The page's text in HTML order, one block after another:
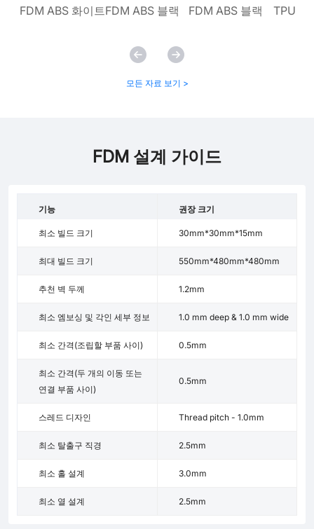
FDM ABS 화이트FDM ABS 블랙 FDM ABS 블랙 TPU 플
모든 자료 보기 >
FDM 설계 가이드
기능 권장 크기
최소 빌드 크기 30mm*30mm*15mm
최대 빌드 크기 550mm*480mm*480mm
추천 벽 두께 1.2mm
최소 엠보싱 및 각인 세부 정보 1.0 mm deep & 1.0 mm wide
최소 간격(조립할 부품 사이) 0.5mm
최소 간격(두 개의 이동 또는
연결 부품 사이)
0.5mm
스레드 디자인 Thread pitch - 1.0mm
최소 탈출구 직경 2.5mm
최소 홀 설계 3.0mm
최소 열 설계 2.5mm